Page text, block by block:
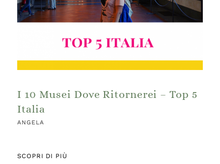
I 10 Musei Dove Ritornerei – Top 5
Italia
ANGELA
SCOPRI DI PIÙ